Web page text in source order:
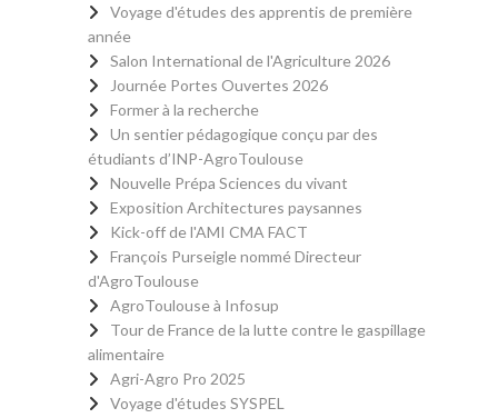
Voyage d'études des apprentis de première
année
Salon International de l'Agriculture 2026
Journée Portes Ouvertes 2026
Former à la recherche
Un sentier pédagogique conçu par des
étudiants d’INP-AgroToulouse
Nouvelle Prépa Sciences du vivant
Exposition Architectures paysannes
Kick-off de l'AMI CMA FACT
François Purseigle nommé Directeur
d'AgroToulouse
AgroToulouse à Infosup
Tour de France de la lutte contre le gaspillage
alimentaire
Agri-Agro Pro 2025
Voyage d'études SYSPEL